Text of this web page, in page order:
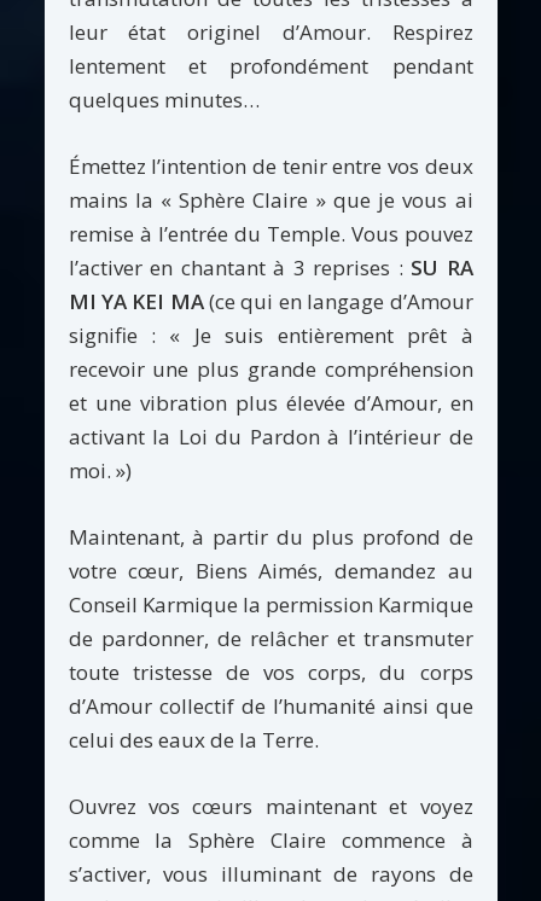
leur état originel d’Amour. Respirez
lentement et profondément pendant
quelques minutes…
Émettez l’intention de tenir entre vos deux
mains la « Sphère Claire » que je vous ai
remise à l’entrée du Temple. Vous pouvez
l’activer en chantant à 3 reprises : SU RA
MI YA KEI MA(ce qui en langage d’Amour
signifie : « Je suis entièrement prêt à
recevoir une plus grande compréhension
et une vibration plus élevée d’Amour, en
activant la Loi du Pardon à l’intérieur de
moi. »)
Maintenant, à partir du plus profond de
votre cœur, Biens Aimés, demandez au
Conseil Karmique la permission Karmique
de pardonner, de relâcher et transmuter
toute tristesse de vos corps, du corps
d’Amour collectif de l’humanité ainsi que
celui des eaux de la Terre.
Ouvrez vos cœurs maintenant et voyez
comme la Sphère Claire commence à
s’activer, vous illuminant de rayons de